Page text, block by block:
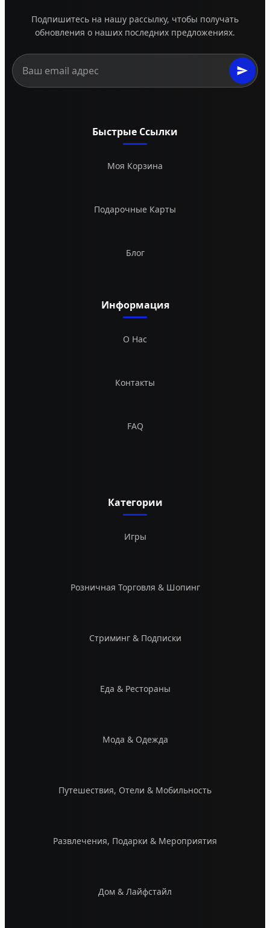
Подпишитесь на нашу рассылку, чтобы получать
обновления о наших последних предложениях.
Быстрые Ссылки
Моя Корзина
Подарочные Карты
Блог
Информация
О Нас
Контакты
FAQ
Категории
Игры
Розничная Торговля & Шопинг
Стриминг & Подписки
Еда & Рестораны
Мода & Одежда
Путешествия, Отели & Мобильность
Развлечения, Подарки & Мероприятия
Дом & Лайфстайл